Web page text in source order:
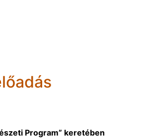
Program” keretében